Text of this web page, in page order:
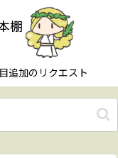
棚
追加のリクエスト